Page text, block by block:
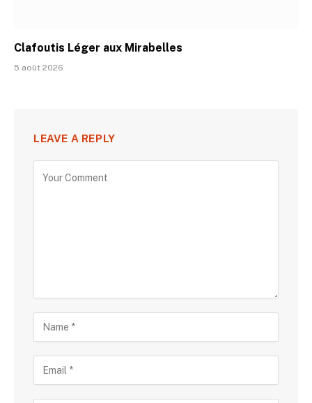
Clafoutis Léger aux Mirabelles
5 août 2026
LEAVE A REPLY